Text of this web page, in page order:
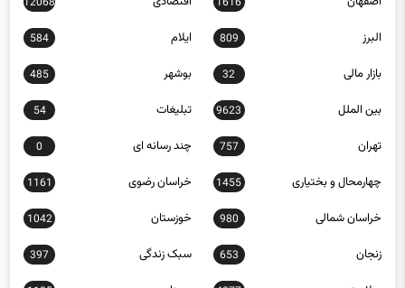
البرز 809
584
بازار مالی 32 بوشهر 485
بین الملل 9623 تبلیغات 54
تهران 757 چند رسانه ای 0
چهارمحال و بختیاری 1455 خراسان رضوی 1161
خراسان شمالی 980 خوزستان 1042
زنجان 653 سبک زندگی 397
سلامت 4877 سمنان 1185